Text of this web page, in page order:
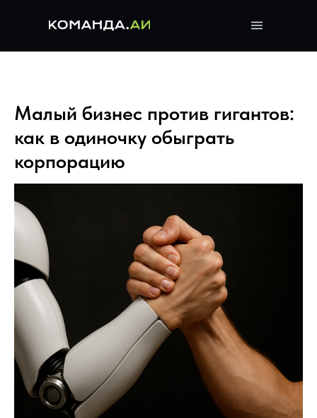
Малый бизнес против гигантов:
как в одиночку обыграть
корпорацию